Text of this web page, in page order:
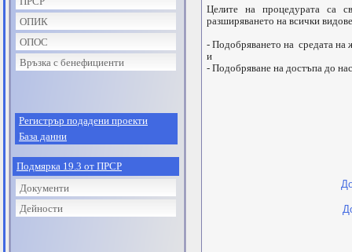
Целите на процедурата са
разширяването на всички
- Подобряването на средата
и
- Подобряване на достъпа до
ОПИК
ОПОС
Връзка с бенефициенти
Регистрър подадени проекти
База данни
Подмярка 19.3 от ПРСР
Документи
Дейности